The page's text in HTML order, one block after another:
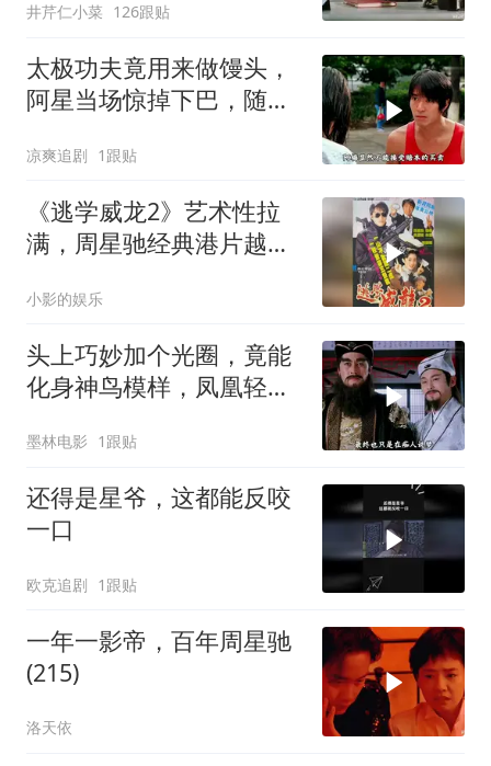
井芹仁小菜 126跟贴
太极功夫竟用来做馒头，
阿星当场惊掉下巴，随后
凉爽追剧 1跟贴
《逃学威龙2》艺术性拉
满，周星驰经典港片越品
小影的娱乐
头上巧妙加个光圈，竟能
化身神鸟模样，凤凰轻松
墨林电影 1跟贴
还得是星爷，这都能反咬
一口
欧克追剧 1跟贴
一年一影帝，百年周星驰
(215)
洛天依